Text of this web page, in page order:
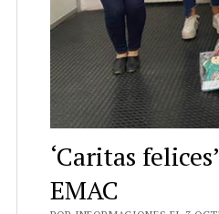
‘Caritas
EMAC